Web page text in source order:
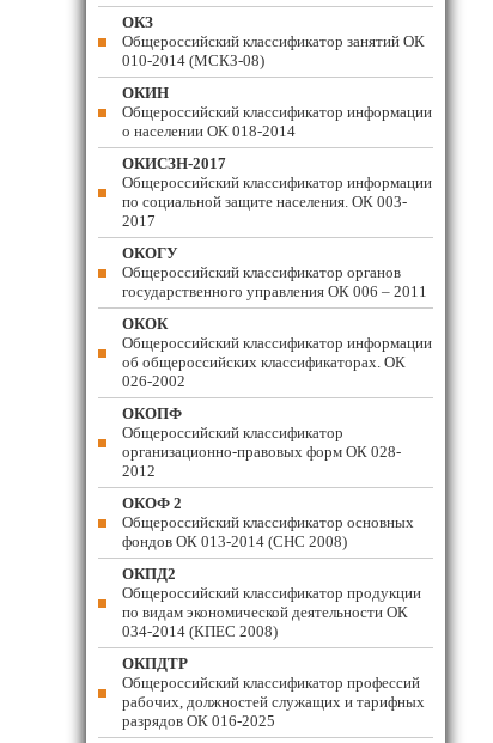
ОКЗ
Общероссийский классификатор занятий ОК
010-2014 (МСКЗ-08)
ОКИН
Общероссийский классификатор информации
о населении ОК 018-2014
ОКИСЗН-2017
Общероссийский классификатор информации
по социальной защите населения. ОК 003-
2017
ОКОГУ
Общероссийский классификатор органов
государственного управления ОК 006 – 2011
ОКОК
Общероссийский классификатор информации
об общероссийских классификаторах. ОК
026-2002
ОКОПФ
Общероссийский классификатор
организационно-правовых форм ОК 028-
2012
ОКОФ 2
Общероссийский классификатор основных
фондов ОК 013-2014 (СНС 2008)
ОКПД2
Общероссийский классификатор продукции
по видам экономической деятельности ОК
034-2014 (КПЕС 2008)
ОКПДТР
Общероссийский классификатор профессий
рабочих, должностей служащих и тарифных
разрядов ОК 016-2025